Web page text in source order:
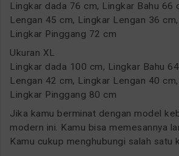
Lingkar dada 76 cm, Lingkar Bahu 66
Lengan 45 cm, Lingkar Lengan 36
Lingkar Pinggang 72 cm
Ukuran XL
Lingkar dada 100 cm, Lingkar Bahu
Lengan 42 cm, Lingkar Lengan 40
Lingkar Pinggang 80 cm
Jika kamu berminat dengan model
modern ini. Kamu bisa memesannya
Kamu cukup menghubungi salah satu